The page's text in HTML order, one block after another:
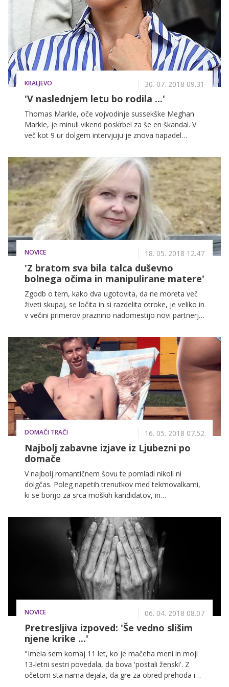
poročena, je bil v preteklosti prevajalec ameriških
vojaških sil, zato ga talibani še vedno preganjajo in
mu grozijo, da ga bodo ubili. Hadidža je spregovorila
o otroštvu, dogovorjenih porokah, tradiciji in ljubezni,
ki ji, kot kaže, ni naklonjena.
KRALJEVO 30. 07. 2018 09.31
'V naslednjem letu bo rodila ...'
Thomas Markle, oče vojvodinje sussekške Meghan
Markle, je minuli vikend poskrbel za še en škandal. V
več kot 9 ur dolgem intervjuju je znova napadel
pripadajo zasluge, da je danes vojvodinja!
NOVICE 18. 05. 2018 12.47
'Z bratom sva bila talca duševno
bolnega očima in manipulirane matere'
Zgodb o tem, kako dva ugotovita, da ne moreta več
živeti skupaj, se ločita in si razdelita otroke, je veliko in
v večini primerov praznino nadomestijo novi partnerji,
ločence. Tako je bilo tudi v primeru Kanadčanke
Pauline Dakin, ki je v svoji nedavno izdani
avtobiografski knjigi 'Run, Hide, Repeat!' (Teci, skrij se,
ponovi!) razkrila, kako sta bila z bratom talca duševno
bolnega očima in povsem zmanipulirane matere.
DOMAČI TRAČI 16. 05. 2018 07.52
Najbolj zabavne izjave iz Ljubezni po
domače
V najbolj romantičnem šovu te pomladi nikoli ni
dolgčas. Poleg napetih trenutkov med tekmovalkami,
ki se borijo za srca moških kandidatov, in
iz preteklih oddaj Ljubezen po domače v spominu
ostale tudi številne zabavne izjave in prepričani smo,
da bo to soboto spet veselo!
NOVICE 06. 04. 2018 08.07
Pretresljiva izpoved: 'Še vedno slišim
njene krike ...'
"Imela sem komaj 11 let, ko je mačeha meni in moji
13-letni sestri povedala, da bova 'postali ženski'. Z
očetom sta nama dejala, da gre za obred prehoda in